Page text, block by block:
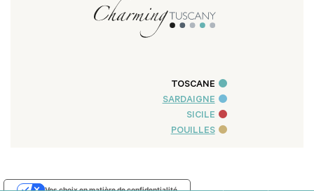
TOSCANE
SARDAIGNE
SICILE
POUILLES